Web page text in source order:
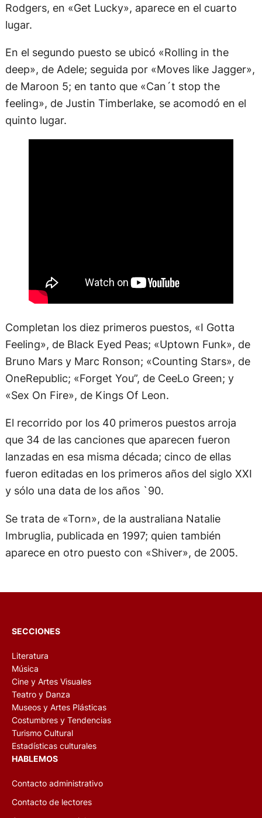
Rodgers, en «Get Lucky», aparece en el cuarto
lugar.
En el segundo puesto se ubicó «Rolling in the
deep», de Adele; seguida por «Moves like Jagger»,
de Maroon 5; en tanto que «Can´t stop the
feeling», de Justin Timberlake, se acomodó en el
quinto lugar.
Completan los diez primeros puestos, «I Gotta
Feeling», de Black Eyed Peas; «Uptown Funk», de
Bruno Mars y Marc Ronson; «Counting Stars», de
OneRepublic; «Forget You”, de CeeLo Green; y
«Sex On Fire», de Kings Of Leon.
El recorrido por los 40 primeros puestos arroja
que 34 de las canciones que aparecen fueron
lanzadas en esa misma década; cinco de ellas
fueron editadas en los primeros años del siglo XXI
y sólo una data de los años `90.
Se trata de «Torn», de la australiana Natalie
Imbruglia, publicada en 1997; quien también
aparece en otro puesto con «Shiver», de 2005.
SECCIONES
Literatura
Música
Cine y Artes Visuales
Teatro y Danza
Museos y Artes Plásticas
Costumbres y Tendencias
Turismo Cultural
Estadísticas culturales
HABLEMOS
Contacto administrativo
Contacto de lectores